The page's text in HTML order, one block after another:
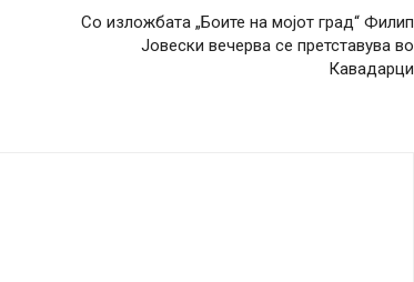
Со изложбата „Боите на мојот град“ Филип
Јовески вечерва се претставува во
Кавадарци